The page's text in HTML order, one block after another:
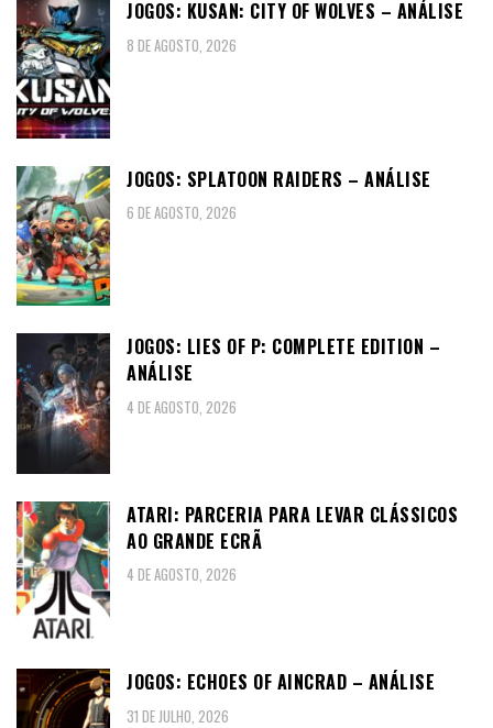
JOGOS: KUSAN: CITY OF WOLVES – ANÁLISE
8 DE AGOSTO, 2026
JOGOS: SPLATOON RAIDERS – ANÁLISE
6 DE AGOSTO, 2026
JOGOS: LIES OF P: COMPLETE EDITION –
ANÁLISE
4 DE AGOSTO, 2026
ATARI: PARCERIA PARA LEVAR CLÁSSICOS
AO GRANDE ECRÃ
4 DE AGOSTO, 2026
JOGOS: ECHOES OF AINCRAD – ANÁLISE
31 DE JULHO, 2026